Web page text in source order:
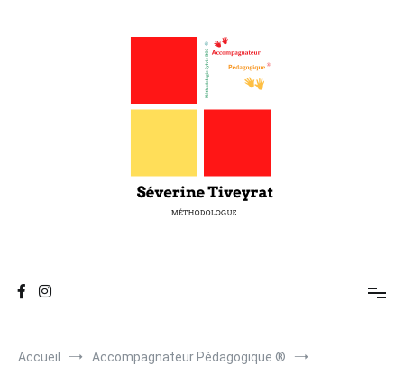
Accueil
Accompagnateur Pédagogique ®